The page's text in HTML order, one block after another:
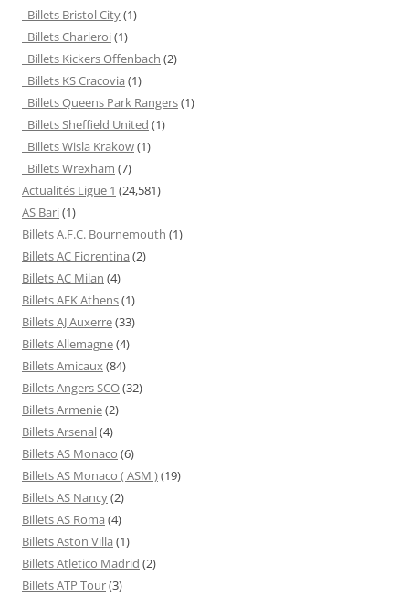
Billets Bristol City(1)
Billets Charleroi(1)
Billets Kickers Offenbach (2)
Billets KS Cracovia (1)
Billets Queens Park Rangers(1)
Billets Sheffield United (1)
Billets Wisla Krakow(1)
Billets Wrexham (7)
Actualités Ligue 1 (24,581)
AS Bari(1)
Billets A.F.C. Bournemouth (1)
Billets AC Fiorentina (2)
Billets AC Milan (4)
Billets AEK Athens(1)
Billets AJ Auxerre(33)
Billets Allemagne(4)
Billets Amicaux(84)
Billets Angers SCO(32)
Billets Armenie(2)
Billets Arsenal(4)
Billets AS Monaco (6)
Billets AS Monaco ( ASM )(19)
Billets AS Nancy(2)
Billets AS Roma (4)
Billets Aston Villa (1)
Billets Atletico Madrid (2)
Billets ATP Tour(3)